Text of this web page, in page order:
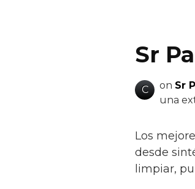
Sr
C on Sr
una
Los
desde
limpiar,